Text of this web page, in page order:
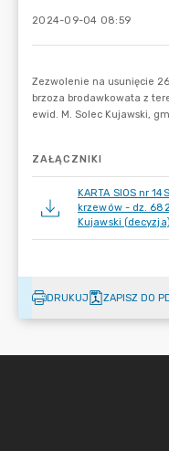
2024-09-04 08:59
ZAŁĄCZNIKI
KARTA SIOS nr
krzewów - dz.
Kujawski
DRUKUJ ZAPISZ DO